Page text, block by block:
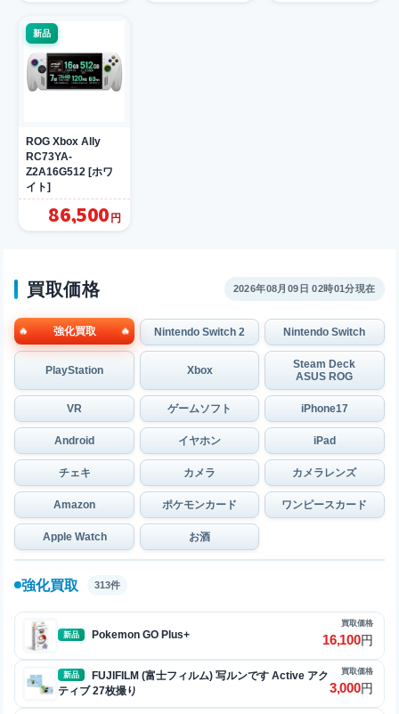
新品
ROG Xbox Ally
RC73YA-
Z2A16G512 [ホワ
イト]
86,500 円
買取価格 2026年08月09日 02時01分現在
強化買取 Nintendo Switch 2 Nintendo Switch
PlayStation Xbox
Steam Deck
ASUS ROG
VR ゲームソフト iPhone17
Android イヤホン iPad
チェキ カメラ カメラレンズ
Amazon ポケモンカード ワンピースカード
Apple Watch お酒
強化買取 313件
新品 Pokemon GO Plus+
買取価格
16,100円
新品
FUJIFILM (富士フィルム) 写ルンです Active アク
ティブ 27枚撮り
買取価格
3,000円